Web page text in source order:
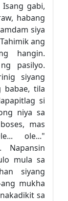
gabi,
habang
siya
ang
hangin.
pasilyo.
siyang
babae, tila
si
niya sa
mas
ole..."
Napansin
mula sa
siyang
mukha
sa